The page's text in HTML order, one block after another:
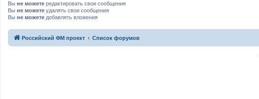
Вы не можете редактировать свои сообщения
Вы не можете удалять свои сообщения
Вы не можете добавлять вложения
Российский ФМ проект Список форумов